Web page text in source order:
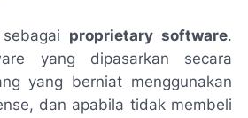
proprietary software.
yang dipasarkan secara
yang berniat menggunakan
dan apabila tidak membeli